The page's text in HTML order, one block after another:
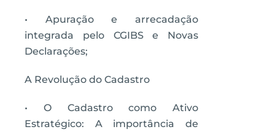
• Apuração e arrecadação
integrada pelo CGIBS e Novas
Declarações;
A Revolução do Cadastro
• O Cadastro como Ativo
Estratégico: A importância de